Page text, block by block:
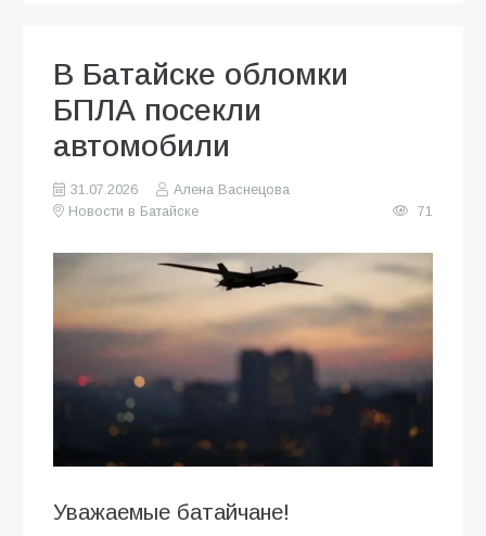
В Батайске обломки
БПЛА посекли
автомобили
31.07.2026
Алена Васнецова
Новости в Батайске
71
Уважаемые батайчане!